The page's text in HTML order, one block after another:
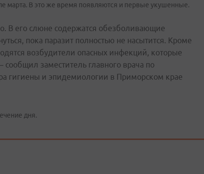
марта. В это же время появляются и первые укушенные.
В его слюне содержатся обезболивающие
пока паразит полностью не насытится. Кроме
возбудители опасных инфекций, которые
сообщил заместитель главного врача по
гигиены и эпидемиологии в Приморском крае
дня.